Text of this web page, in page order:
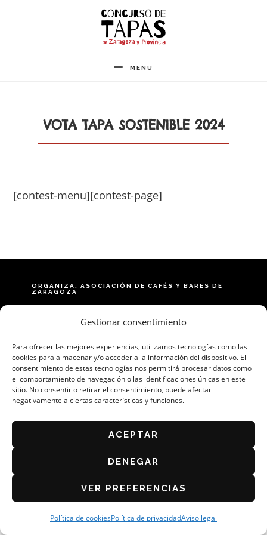
Gestionar consentimiento
Para ofrecer las mejores experiencias, utilizamos tecnologías como las
cookies para almacenar y/o acceder a la información del dispositivo. El
consentimiento de estas tecnologías nos permitirá procesar datos como
el comportamiento de navegación o las identificaciones únicas en este
sitio. No consentir o retirar el consentimiento, puede afectar
negativamente a ciertas características y funciones.
ACEPTAR
DENEGAR
VER PREFERENCIAS
Política de cookiesPolítica de privacidadAviso legal
MENU
VOTA TAPA SOSTENIBLE 2024
[contest-menu][contest-page]
ORGANIZA: ASOCIACIÓN DE CAFÉS Y BARES DE
ZARAGOZA
BASES DEL CONCURSO 2026
POLÍTICA DE COOKIES (UE)